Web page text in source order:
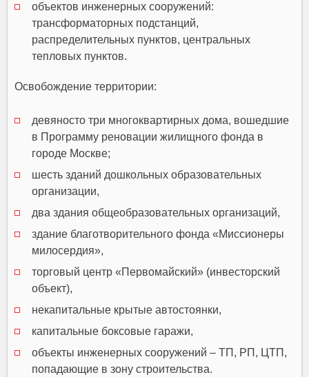
объектов инженерных сооружений:
трансформаторных подстанций,
распределительных пунктов, центральных
тепловых пунктов.
Освобождение территории:
девяносто три многоквартирных дома, вошедшие
в Программу реновации жилищного фонда в
городе Москве;
шесть зданий дошкольных образовательных
организации,
два здания общеобразовательных организаций,
здание благотворительного фонда «Миссионеры
милосердия»,
торговый центр «Первомайский» (инвесторский
объект),
некапитальные крытые автостоянки,
капитальные боксовые гаражи,
объекты инженерных сооружений – ТП, РП, ЦТП,
попадающие в зону строительства.